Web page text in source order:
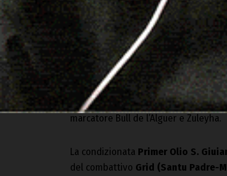
Olio S. Giuliano
e, come da
Cottu-A.Fele)a controllare e
de l’Alguer, terza Barbagia Beach,
Alla terzaPremio Cuor d’olivo-Olio
dei mille metri, lotta
allo scatto imparabile di Tamalo
marcatore Bull de l’Alguer e Zuleyha.
La condizionata Primer Olio S.
del combattivo Grid (Santu Padre-